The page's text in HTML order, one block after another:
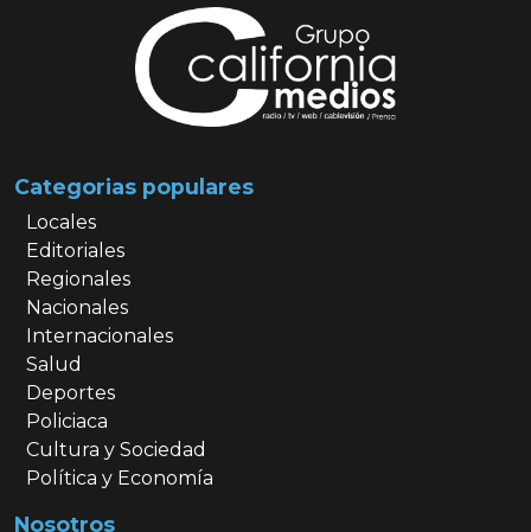
Categorias populares
Locales
Editoriales
Regionales
Nacionales
Internacionales
Salud
Deportes
Policiaca
Cultura y Sociedad
Política y Economía
Nosotros